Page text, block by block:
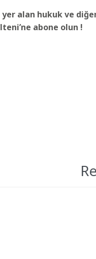
yer alan hukuk ve
abone olun !